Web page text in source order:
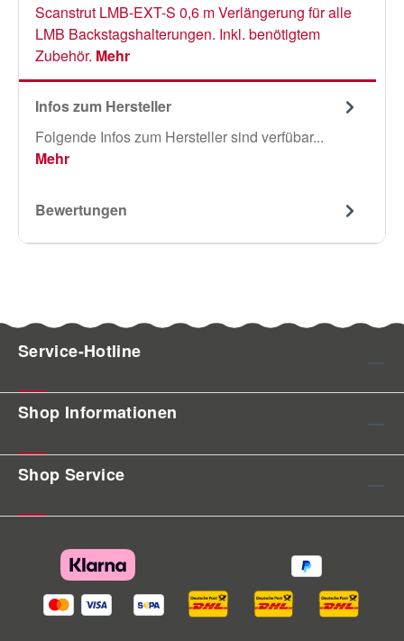
Scanstrut LMB-EXT-S 0,6 m Verlängerung für alle
LMB Backstagshalterungen. Inkl. benötigtem
Zubehör. Mehr
Infos zum Hersteller
Folgende Infos zum Hersteller sind verfübar...
Mehr
Bewertungen
Service-Hotline
Shop Informationen
Shop Service